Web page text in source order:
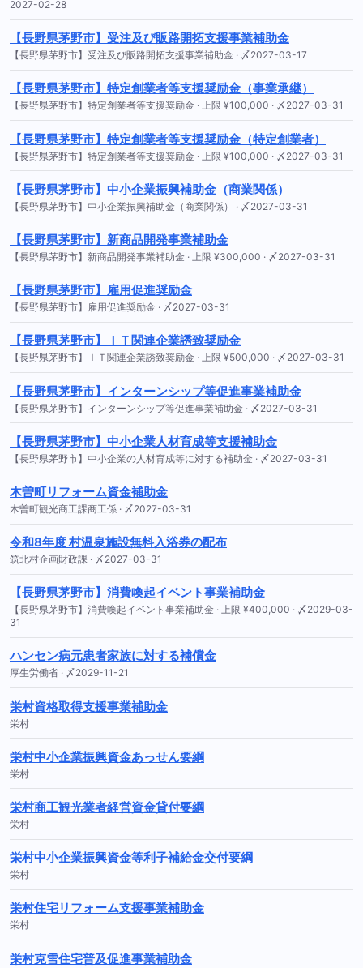
2027-02-28
【長野県茅野市】受注及び販路開拓支援事業補助金
【長野県茅野市】受注及び販路開拓支援事業補助金 · 〆2027-03-17
【長野県茅野市】特定創業者等支援奨励金（事業承継）
【長野県茅野市】特定創業者等支援奨励金 · 上限 ¥100,000 · 〆2027-03-31
【長野県茅野市】特定創業者等支援奨励金（特定創業者）
【長野県茅野市】特定創業者等支援奨励金 · 上限 ¥100,000 · 〆2027-03-31
【長野県茅野市】中小企業振興補助金（商業関係）
【長野県茅野市】中小企業振興補助金（商業関係） · 〆2027-03-31
【長野県茅野市】新商品開発事業補助金
【長野県茅野市】新商品開発事業補助金 · 上限 ¥300,000 · 〆2027-03-31
【長野県茅野市】雇用促進奨励金
【長野県茅野市】雇用促進奨励金 · 〆2027-03-31
【長野県茅野市】ＩＴ関連企業誘致奨励金
【長野県茅野市】ＩＴ関連企業誘致奨励金 · 上限 ¥500,000 · 〆2027-03-31
【長野県茅野市】インターンシップ等促進事業補助金
【長野県茅野市】インターンシップ等促進事業補助金 · 〆2027-03-31
【長野県茅野市】中小企業人材育成等支援補助金
【長野県茅野市】中小企業の人材育成等に対する補助金 · 〆2027-03-31
木曽町リフォーム資金補助金
木曽町観光商工課商工係 · 〆2027-03-31
令和8年度 村温泉施設無料入浴券の配布
筑北村企画財政課 · 〆2027-03-31
【長野県茅野市】消費喚起イベント事業補助金
【長野県茅野市】消費喚起イベント事業補助金 · 上限 ¥400,000 · 〆2029-03-
31
ハンセン病元患者家族に対する補償金
厚生労働省 · 〆2029-11-21
栄村資格取得支援事業補助金
栄村
栄村中小企業振興資金あっせん要綱
栄村
栄村商工観光業者経営資金貸付要綱
栄村
栄村中小企業振興資金等利子補給金交付要綱
栄村
栄村住宅リフォーム支援事業補助金
栄村
栄村克雪住宅普及促進事業補助金